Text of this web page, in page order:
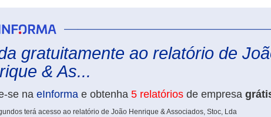
gratuitamente ao relatório de
& As...
se na eInforma e obtenha 5 relatórios de empresa
terá acesso ao relatório de João Henrique & Associados, Stoc, Lda